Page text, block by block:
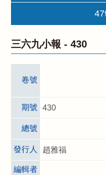
三六九小報 -430
卷號
期號 430
總號
發行人 趙雅福
編輯者